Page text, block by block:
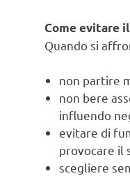
Come evitare
Quando si
non partire
non bere
influendo
evitare di
provocare il
scegliere